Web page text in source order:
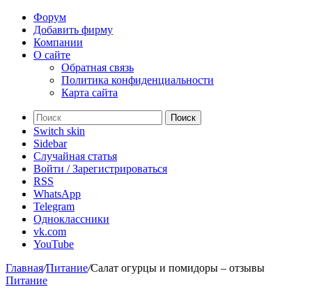
Форум
Добавить фирму
Компании
О сайте
Обратная связь
Политика конфиденциальности
Карта сайта
Поиск
Switch skin
Sidebar
Случайная статья
Войти / Зарегистрироваться
RSS
WhatsApp
Telegram
Одноклассники
vk.com
YouTube
Главная/Питание/Салат огурцы и помидоры – отзывы
Питание